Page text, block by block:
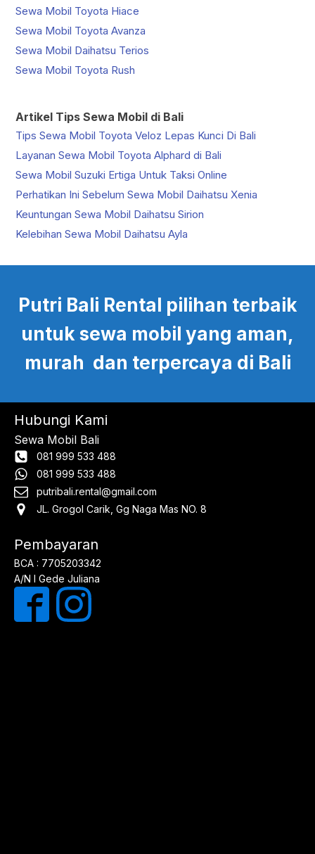
Sewa Mobil Toyota Hiace
Sewa Mobil Toyota Avanza
Sewa Mobil Daihatsu Terios
Sewa Mobil Toyota Rush
Artikel Tips Sewa Mobil di Bali
Tips Sewa Mobil Toyota Veloz Lepas Kunci Di Bali
Layanan Sewa Mobil Toyota Alphard di Bali
Sewa Mobil Suzuki Ertiga Untuk Taksi Online
Perhatikan Ini Sebelum Sewa Mobil Daihatsu Xenia
Keuntungan Sewa Mobil Daihatsu Sirion
Kelebihan Sewa Mobil Daihatsu Ayla
Putri Bali Rental pilihan terbaik
untuk sewa mobil yang aman,
murah dan terpercaya di Bali
Hubungi Kami
Sewa Mobil Bali
081 999 533 488
081 999 533 488
putribali.rental@gmail.com
JL. Grogol Carik, Gg Naga Mas NO. 8
Pembayaran
BCA : 7705203342
A/N I Gede Juliana